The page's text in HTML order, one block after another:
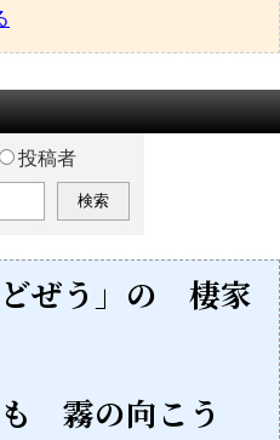
投稿者
ぜう」の 棲家
霧の向こう